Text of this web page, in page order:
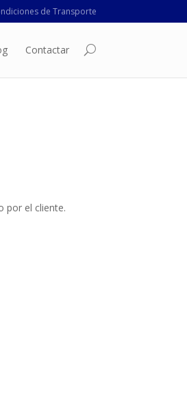
de Transporte
Contactar
por el cliente.